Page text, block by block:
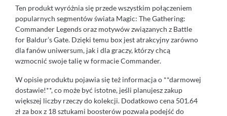
Ten produkt wyróżnia się przede wszystkim połączeniem
popularnych segmentów świata Magic: The Gathering:
Commander Legends oraz motywów związanych z Battle
for Baldur’s Gate. Dzięki temu box jest atrakcyjny zarówno
dla fanów uniwersum, jak i dla graczy, którzy chcą
wzmocnić swoje talię w formacie Commander.
W opisie produktu pojawia się też informacja o **darmowej
dostawie!**, co może być istotne, jeśli planujesz zakup
większej liczby rzeczy do kolekcji. Dodatkowo cena 501.64
zł za box z 18 sztukami boosterów pozwala podejść do